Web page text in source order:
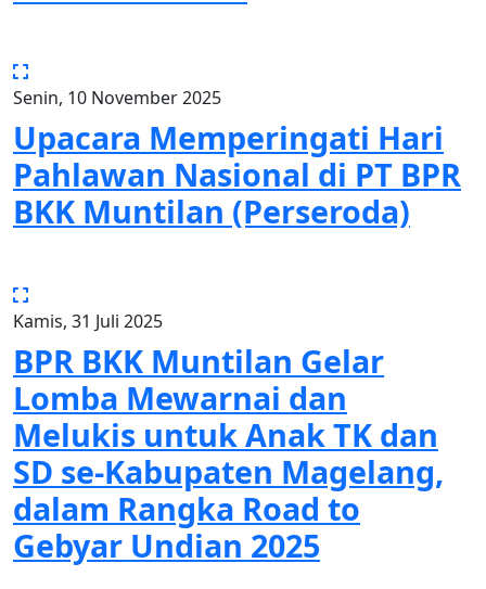
Senin, 10 November 2025
Upacara Memperingati Hari
Pahlawan Nasional di PT BPR
BKK Muntilan (Perseroda)
Kamis, 31 Juli 2025
BPR BKK Muntilan Gelar
Lomba Mewarnai dan
Melukis untuk Anak TK dan
SD se-Kabupaten Magelang,
dalam Rangka Road to
Gebyar Undian 2025